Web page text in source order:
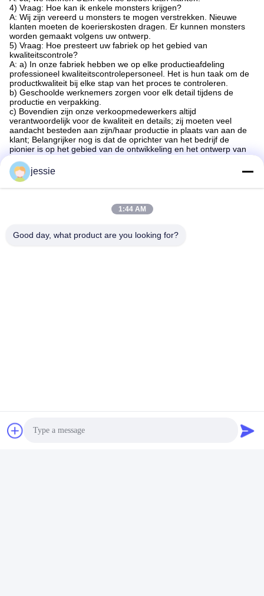
4) Vraag: Hoe kan ik enkele monsters krijgen?
A: Wij zijn vereerd u monsters te mogen verstrekken. Nieuwe
klanten moeten de koerierskosten dragen. Er kunnen monsters
worden gemaakt volgens uw ontwerp.
5) Vraag: Hoe presteert uw fabriek op het gebied van
kwaliteitscontrole?
A: a) In onze fabriek hebben we op elke productieafdeling
professioneel kwaliteitscontrolepersoneel. Het is hun taak om de
productkwaliteit bij elke stap van het proces te controleren.
b) Geschoolde werknemers zorgen voor elk detail tijdens de
productie en verpakking.
c) Bovendien zijn onze verkoopmedewerkers altijd
verantwoordelijk voor de kwaliteit en details; zij moeten veel
aandacht besteden aan zijn/haar productie in plaats van aan de
klant; Belangrijker nog is dat de oprichter van het bedrijf de
pionier is op het gebied van de ontwikkeling en het ontwerp van
jessie
1:44 AM
Good day, what product are you looking for?